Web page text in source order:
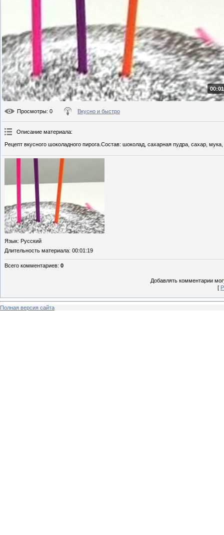
Просмотры: 0 Вкусно и быстро
Описание материала:
Рецепт вкусного шоколадного пирога.Состав: шоколад, сахарная пудра, сахар,
Язык: Русский
Длительность материала: 00:01:19
Всего комментариев: 0
Добавлять комментарии
[
Полная версия сайта